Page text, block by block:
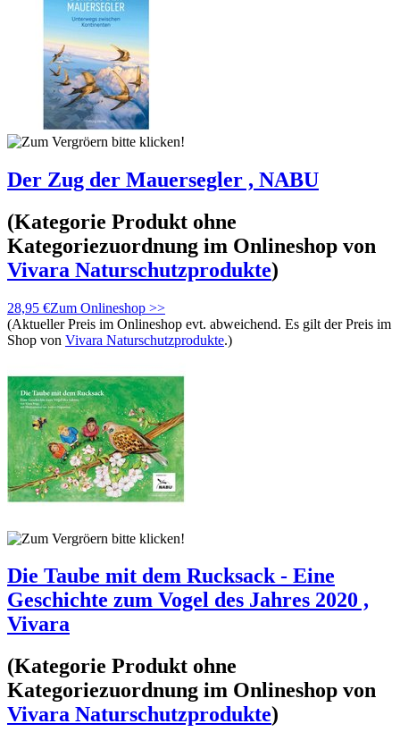
Der Zug der Mauersegler , NABU
(Kategorie Produkt ohne
Kategoriezuordnung im Onlineshop von
Vivara Naturschutzprodukte)
28,95 €Zum Onlineshop >>
(Aktueller Preis im Onlineshop evt. abweichend. Es gilt der Preis im
Shop von Vivara Naturschutzprodukte.)
Die Taube mit dem Rucksack - Eine
Geschichte zum Vogel des Jahres 2020 ,
Vivara
(Kategorie Produkt ohne
Kategoriezuordnung im Onlineshop von
Vivara Naturschutzprodukte)